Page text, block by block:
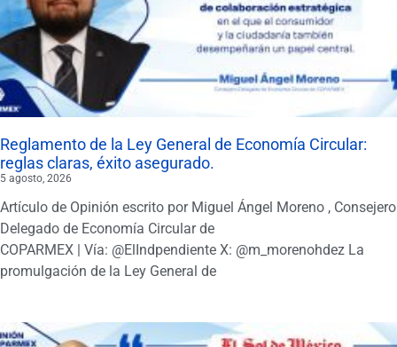
Reglamento de la Ley General de Economía Circular:
reglas claras, éxito asegurado.
5 agosto, 2026
Artículo de Opinión escrito por Miguel Ángel Moreno , Consejero
Delegado de Economía Circular de
COPARMEX | Vía: @ElIndpendiente X: @m_morenohdez La
promulgación de la Ley General de